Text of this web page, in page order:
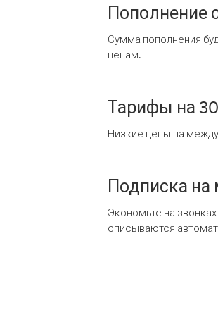
Пополнение
Сумма пополнения
ценам.
Тарифы на
Низкие цены на
Подписка на
Экономьте на
списываются